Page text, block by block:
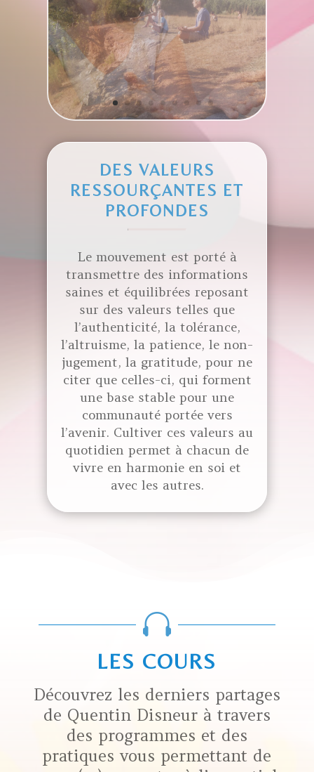
DES VALEURS
RESSOURÇANTES ET
PROFONDES
Le mouvement est porté à
transmettre des informations
saines et équilibrées reposant
sur des valeurs telles que
l’authenticité, la tolérance,
l’altruisme, la patience, le non-
jugement, la gratitude, pour ne
citer que celles-ci, qui forment
une base stable pour une
communauté portée vers
l’avenir. Cultiver ces valeurs au
quotidien permet à chacun de
vivre en harmonie en soi et
avec les autres.

LES COURS
Découvrez les derniers partages
de Quentin Disneur à travers
des programmes et des
pratiques vous permettant de